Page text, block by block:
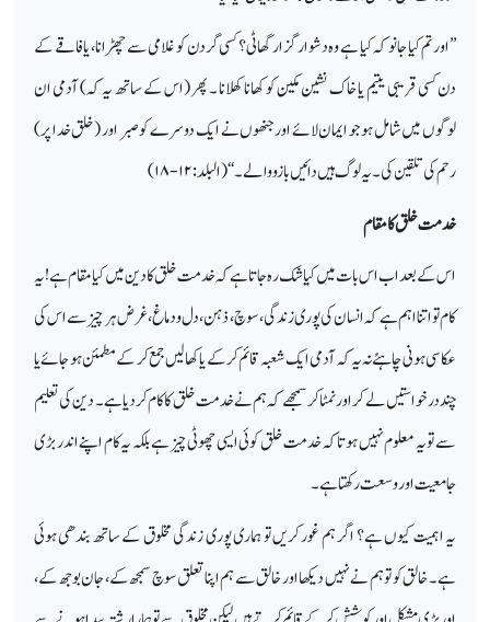
’’اور تم کیا جانو کہ کیا ہے وہ دشوار گزار گھاٹی؟ کسی گردن کو غلامی سے چھڑانا، یا فاقے کے
دن کسی قریبی یتیم یا خاک نشین مکین کو کھانا کھلانا ۔ پھر (اس کے ساتھ یہ کہ) آدمی ان
لوگوں میں شامل ہوجو ایمان لائے اور جنھوں نے ایک دوسرے کو صبر اور (خلق خدا پر)
رحم کی تلقین کی۔ یہ لوگ ہیں دائیں بازو والے۔‘‘ (البلد :۱۲-۱۸)
خدمت خلق کا مقام
اس کے بعداب اس بات میں کیا شک رہ جاتا ہے کہ خدمت خلق کا دین میں کیا مقام ہے! یہ
کام تواتنا اہم ہے کہ انسان کی پوری زندگی، سوچ، ذہن، دل و دماغ، غرض ہر چیز سے اس کی
عکاسی ہونی چاہئے نہ یہ کہ آدمی ایک شعبہ قائم کر کے یا کھالیں جمع کر کے مطمئن ہو جائے یا
چند درخواستیں لے کر اور نمٹا کر سمجھے کہ ہم نے خدمت خلق کا کام کر دیا ہے۔ دین کی تعلیم
سے تو یہ معلوم نہیں ہوتا کہ خدمت خلق کوئی ایسی چھوٹی چیز ہے بلکہ یہ کام اپنے اندر بڑی
جامعیت اور وسعت رکھتا ہے۔
یہ اہمیت کیوں ہے؟ اگر ہم غور کریں تو ہماری پوری زندگی مخلوق کے ساتھ بندھی ہوئی
ہے۔ خالق کو تو ہم نے نہیں دیکھا اور خالق سے ہم اپنا تعلق سوچ سمجھ کے، جان بوجھ کے،